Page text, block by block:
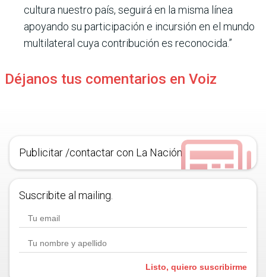
cultura nuestro país, seguirá en la misma línea
apoyando su participación e incursión en el mundo
multilateral cuya contribución es reconocida.”
Déjanos tus comentarios en Voiz
Publicitar /contactar con La Nación
Suscribite al mailing.
Listo, quiero suscribirme